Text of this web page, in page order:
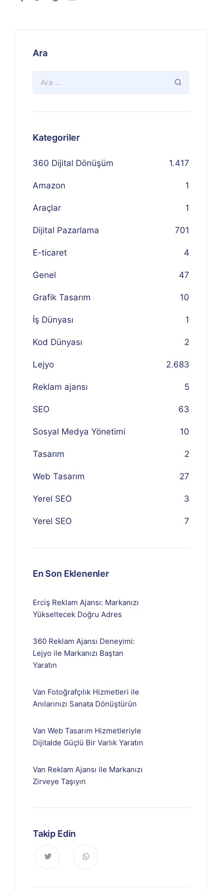
Ara
Kategoriler
360 Dijital Dönüşüm 1.417
Amazon 1
Araçlar 1
Dijital Pazarlama 701
E-ticaret 4
Genel 47
Grafik Tasarım 10
İş Dünyası 1
Kod Dünyası 2
Lejyo 2.683
Reklam ajansı 5
SEO 63
Sosyal Medya Yönetimi 10
Tasarım 2
Web Tasarım 27
Yerel SEO 3
Yerel SEO 7
En Son Eklenenler
Erciş Reklam Ajansı: Markanızı
Yükseltecek Doğru Adres
360 Reklam Ajansı Deneyimi:
Lejyo ile Markanızı Baştan
Yaratın
Van Fotoğrafçılık Hizmetleri ile
Anılarınızı Sanata Dönüştürün
Van Web Tasarım Hizmetleriyle
Dijitalde Güçlü Bir Varlık Yaratın
Van Reklam Ajansı ile Markanızı
Zirveye Taşıyın
Takip Edin